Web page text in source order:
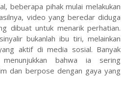
beberapa pihak mulai melakukan
video yang beredar diduga
dibuat untuk menarik perhatian.
bukanlah ibu tiri, melainkan
aktif di media sosial. Banyak
bahwa ia sering
dan berpose dengan gaya yang